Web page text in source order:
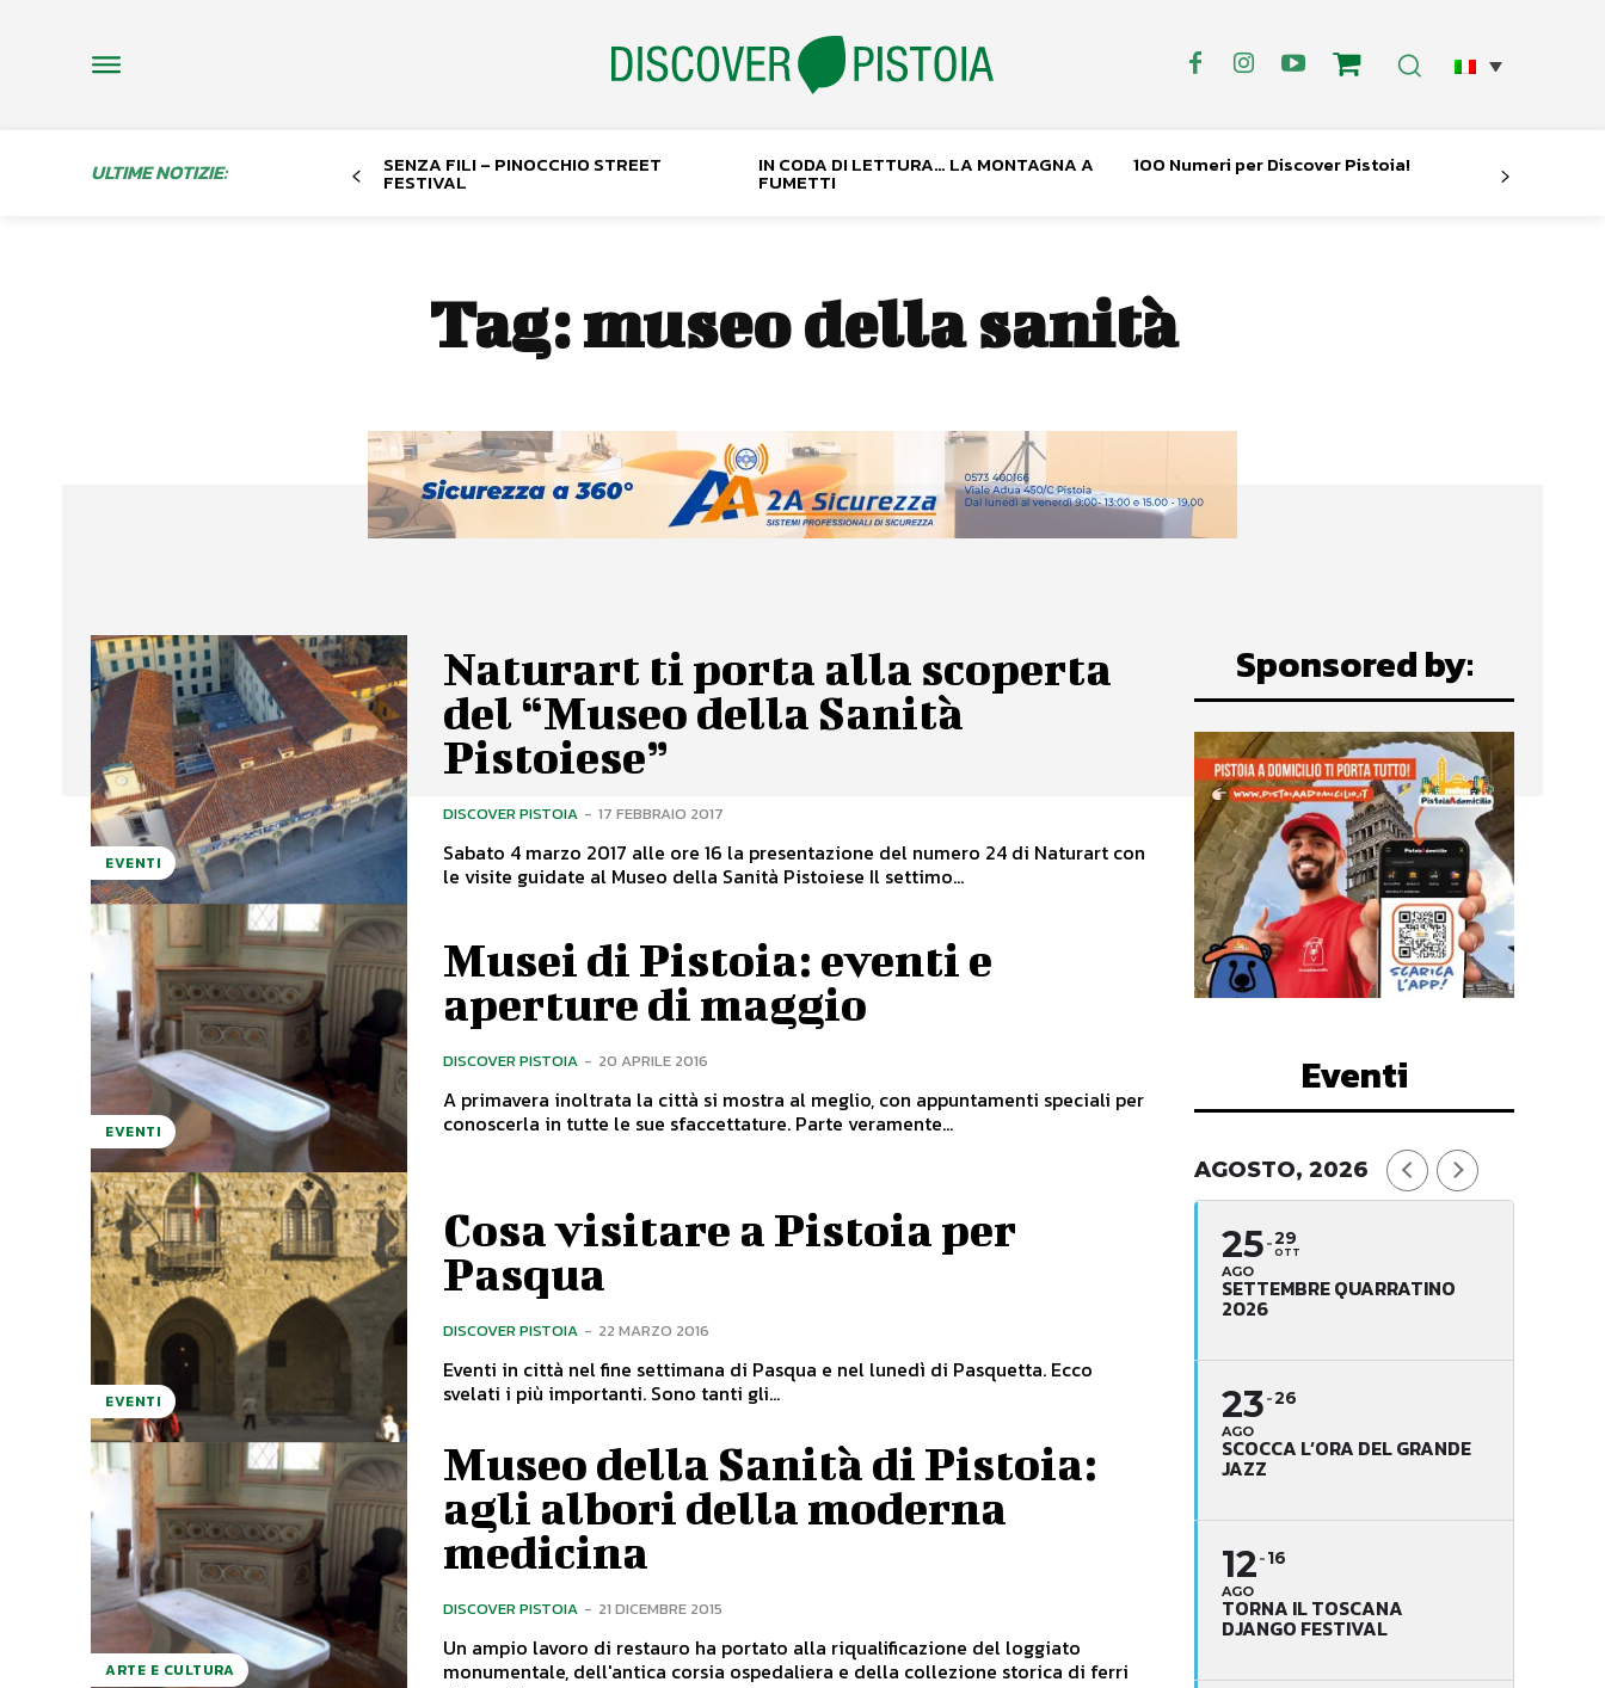
ULTIME NOTIZIE: SENZA FILI – PINOCCHIO STREET
FESTIVAL
IN CODA DI LETTURA… LA MONTAGNA A
FUMETTI
100 Numeri per Discover Pistoia!
Tag:museo della sanità
EVENTI
Naturart ti porta alla scoperta
del “Museo della Sanità
Pistoiese”
DISCOVER PISTOIA - 17 FEBBRAIO 2017
Sabato 4 marzo 2017 alle ore 16 la presentazione del numero 24 di Naturart con
le visite guidate al Museo della Sanità Pistoiese Il settimo...
EVENTI
Musei di Pistoia: eventi e
aperture di maggio
DISCOVER PISTOIA - 20 APRILE 2016
A primavera inoltrata la città si mostra al meglio, con appuntamenti speciali per
conoscerla in tutte le sue sfaccettature. Parte veramente...
EVENTI
Cosa visitare a Pistoia per
Pasqua
DISCOVER PISTOIA - 22 MARZO 2016
Eventi in città nel fine settimana di Pasqua e nel lunedì di Pasquetta. Ecco
svelati i più importanti. Sono tanti gli...
ARTE E CULTURA
Museo della Sanità di Pistoia:
agli albori della moderna
medicina
DISCOVER PISTOIA - 21 DICEMBRE 2015
Un ampio lavoro di restauro ha portato alla riqualificazione del loggiato
monumentale, dell'antica corsia ospedaliera e della collezione storica di ferri
Sponsored by:
Eventi
AGOSTO, 2026
25
AGO
29
OTT
SETTEMBRE QUARRATINO
2026
23
AGO
26
SCOCCA L’ORA DEL GRANDE
JAZZ
12
AGO
16
TORNA IL TOSCANA
DJANGO FESTIVAL